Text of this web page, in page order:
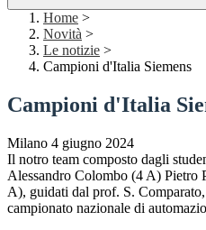
Home >
Novità >
Le notizie >
Campioni d'Italia Siemens
Campioni d'Italia
Milano 4 giugno 2024
Il notro team composto dagli
Alessandro Colombo (4 A) Pietro
A), guidati dal prof. S.
campionato nazionale di